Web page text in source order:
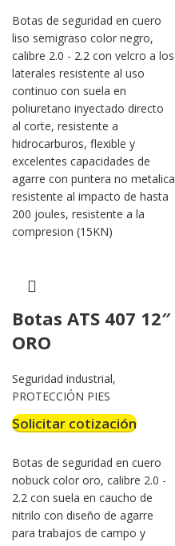
Botas de seguridad en cuero
liso semigraso color negro,
calibre 2.0 - 2.2 con velcro a los
laterales resistente al uso
continuo con suela en
poliuretano inyectado directo
al corte, resistente a
hidrocarburos, flexible y
excelentes capacidades de
agarre con puntera no metalica
resistente al impacto de hasta
200 joules, resistente a la
compresion (15KN)
Botas ATS 407 12″
ORO
Seguridad industrial,
PROTECCIÓN PIES
Solicitar cotización
Botas de seguridad en cuero
nobuck color oro, calibre 2.0 -
2.2 con suela en caucho de
nitrilo con diseño de agarre
para trabajos de campo y